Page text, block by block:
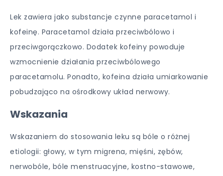
Lek zawiera jako substancje czynne paracetamol i
kofeinę. Paracetamol działa przeciwbólowo i
przeciwgorączkowo. Dodatek kofeiny powoduje
wzmocnienie działania przeciwbólowego
paracetamolu. Ponadto, kofeina działa umiarkowanie
pobudzająco na ośrodkowy układ nerwowy.
Wskazania
Wskazaniem do stosowania leku są bóle o różnej
etiologii: głowy, w tym migrena, mięśni, zębów,
nerwobóle, bóle menstruacyjne, kostno-stawowe,